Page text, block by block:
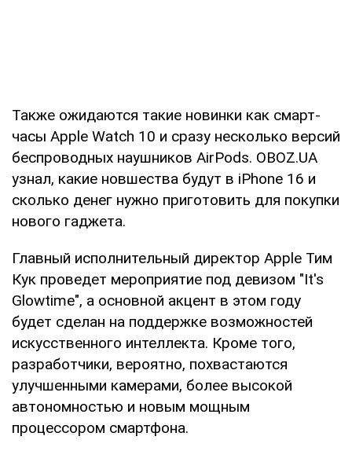
Также ожидаются такие новинки как смарт-
часы Apple Watch 10 и сразу несколько версий
беспроводных наушников AirPods. OBOZ.UA
узнал, какие новшества будут в iPhone 16 и
сколько денег нужно приготовить для покупки
нового гаджета.
Главный исполнительный директор Apple Тим
Кук проведет мероприятие под девизом "It's
Glowtime", а основной акцент в этом году
будет сделан на поддержке возможностей
искусственного интеллекта. Кроме того,
разработчики, вероятно, похвастаются
улучшенными камерами, более высокой
автономностью и новым мощным
процессором смартфона.